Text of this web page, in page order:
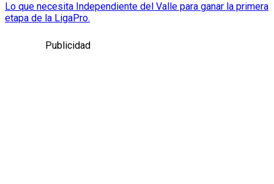
Lo que necesita Independiente del Valle para ganar la primera
etapa de la LigaPro.
Publicidad